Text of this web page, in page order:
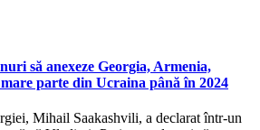
să anexeze Georgia, Armenia,
parte din Ucraina până în 2024
Mihail Saakashvili, a declarat într-un